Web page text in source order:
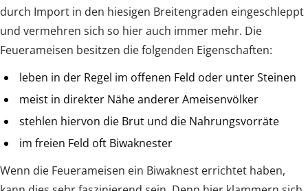
durch Import in den hiesigen Breitengraden eingeschleppt
und vermehren sich so hier auch immer mehr. Die
Feuerameisen besitzen die folgenden Eigenschaften:
leben in der Regel im offenen Feld oder unter Steinen
meist in direkter Nähe anderer Ameisenvölker
stehlen hiervon die Brut und die Nahrungsvorräte
im freien Feld oft Biwaknester
Wenn die Feuerameisen ein Biwaknest errichtet haben,